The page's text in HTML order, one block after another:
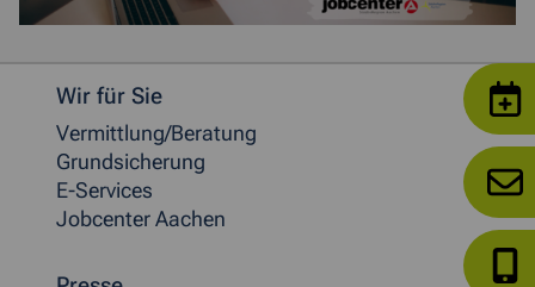
Weitere allgemeine Informationen
Wir für Sie
Vermittlung/Beratung
Grundsicherung
E-Services
Jobcenter Aachen